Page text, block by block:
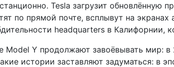
Tesla загрузит обновлённую
по прямой почте, всплывут на
headquarters в Калифорнии,
Y продолжают завоёвывать мир:
истории заставляют задуматься: в